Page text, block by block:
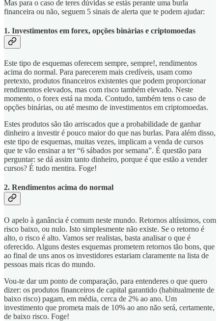
Mas para o caso de teres dúvidas se estás perante uma burla
financeira ou não, seguem 5 sinais de alerta que te podem ajudar:
1. Investimentos em forex, opções binárias e criptomoedas
Este tipo de esquemas oferecem sempre, sempre!, rendimentos
acima do normal. Para parecerem mais credíveis, usam como
pretexto, produtos financeiros existentes que podem proporcionar
rendimentos elevados, mas com risco também elevado. Neste
momento, o forex está na moda. Contudo, também tens o caso de
opções binárias, ou até mesmo de investimentos em criptomoedas.
Estes produtos são tão arriscados que a probabilidade de ganhar
dinheiro a investir é pouco maior do que nas burlas. Para além disso,
este tipo de esquemas, muitas vezes, implicam a venda de cursos
que te vão ensinar a ter “6 sábados por semana”. É questão para
perguntar: se dá assim tanto dinheiro, porque é que estão a vender
cursos? É tudo mentira. Foge!
2. Rendimentos acima do normal
O apelo à ganância é comum neste mundo. Retornos altíssimos, com
risco baixo, ou nulo. Isto simplesmente não existe. Se o retorno é
alto, o risco é alto. Vamos ser realistas, basta analisar o que é
oferecido. Alguns destes esquemas prometem retornos tão bons, que
ao final de uns anos os investidores estariam claramente na lista de
pessoas mais ricas do mundo.
Vou-te dar um ponto de comparação, para entenderes o que quero
dizer: os produtos financeiros de capital garantido (habitualmente de
baixo risco) pagam, em média, cerca de 2% ao ano. Um
investimento que prometa mais de 10% ao ano não será, certamente,
de baixo risco. Foge!